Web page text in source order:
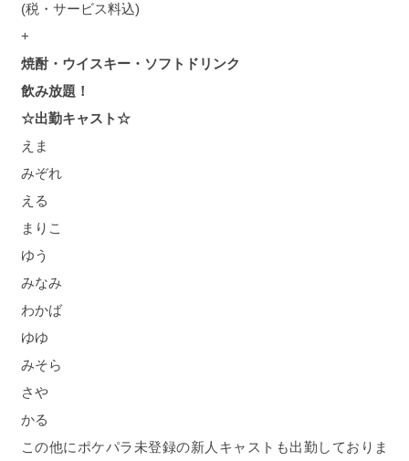
(税・サービス料込)
+
焼酎・ウイスキー・ソフトドリンク
飲み放題！
☆出勤キャスト☆
えま
みぞれ
える
まりこ
ゆう
みなみ
わかば
ゆゆ
みそら
さや
かる
この他にポケパラ未登録の新人キャストも出勤しておりま